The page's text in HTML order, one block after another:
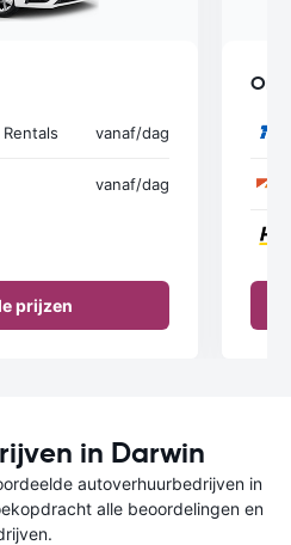
vanaf/dag
vanaf/dag
prijzen
in Darwin
autoverhuurbedrijven in
alle beoordelingen en